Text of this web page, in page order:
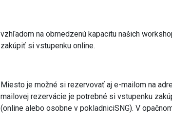
vzhľadom na obmedzenú kapacitu našich
zakúpiť si vstupenku online.
Miesto je možné si rezervovať aj e-mailom na
mailovej rezervácie je potrebné si vstupenku
(online alebo osobne v pokladniciSNG). V